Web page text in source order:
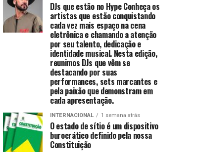
DJs que estão no Hype Conheça os
artistas que estão conquistando
cada vez mais espaço na cena
eletrônica e chamando a atenção
por seu talento, dedicação e
identidade musical. Nesta edição,
reunimos DJs que vêm se
destacando por suas
performances, sets marcantes e
pela paixão que demonstram em
cada apresentação.
INTERNACIONAL 1 semana atrás
O estado de sítio é um dispositivo
burocrático definido pela nossa
Constituição